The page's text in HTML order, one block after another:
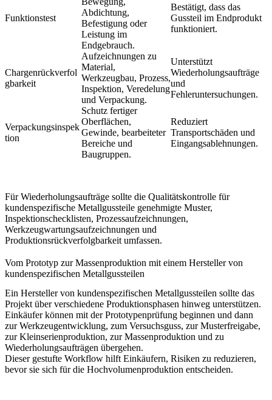
Funktionstest
Abdichtung,
Befestigung oder
Leistung im
Endgebrauch.
Bestätigt, dass das
Gussteil im Endprodukt
funktioniert.
Chargenrückverfol
gbarkeit
Aufzeichnungen zu
Material,
Werkzeugbau, Prozess,
Inspektion, Veredelung
und Verpackung.
Unterstützt
Wiederholungsaufträge
und
Fehleruntersuchungen.
Verpackungsinspek
tion
Schutz fertiger
Oberflächen,
Gewinde, bearbeiteter
Bereiche und
Baugruppen.
Reduziert
Transportschäden und
Eingangsablehnungen.
Für Wiederholungsaufträge sollte die Qualitätskontrolle für
kundenspezifische Metallgussteile genehmigte Muster,
Inspektionschecklisten, Prozessaufzeichnungen,
Werkzeugwartungsaufzeichnungen und
Produktionsrückverfolgbarkeit umfassen.
Vom Prototyp zur Massenproduktion mit einem Hersteller von
kundenspezifischen Metallgussteilen
Ein Hersteller von kundenspezifischen Metallgussteilen sollte das
Projekt über verschiedene Produktionsphasen hinweg unterstützen.
Einkäufer können mit der Prototypenprüfung beginnen und dann
zur Werkzeugentwicklung, zum Versuchsguss, zur Musterfreigabe,
zur Kleinserienproduktion, zur Massenproduktion und zu
Wiederholungsaufträgen übergehen.
Dieser gestufte Workflow hilft Einkäufern, Risiken zu reduzieren,
bevor sie sich für die Hochvolumenproduktion entscheiden.